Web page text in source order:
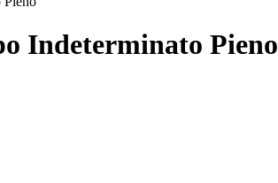
Indeterminato Pieno